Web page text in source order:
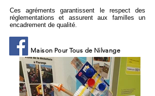
Ces agréments garantissent le respect des
réglementations et assurent aux familles un
encadrement de qualité.
Maison Pour Tous de Nilvange